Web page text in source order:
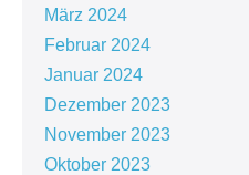
März 2024
Februar 2024
Januar 2024
Dezember 2023
November 2023
Oktober 2023